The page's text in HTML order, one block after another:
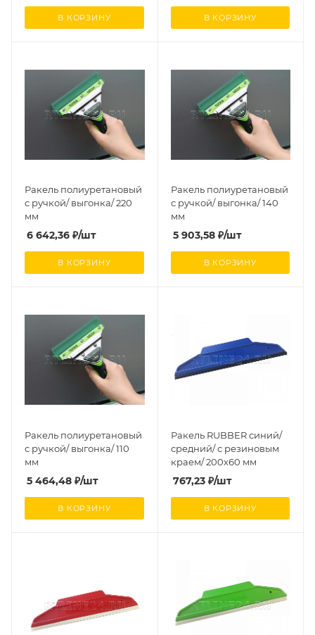
В КОРЗИНУ В КОРЗИНУ
Ракель полиуретановый
с ручкой/ выгонка/ 220
мм
6 642,36 ₽/шт
В КОРЗИНУ
Ракель полиуретановый
с ручкой/ выгонка/ 140
мм
5 903,58₽/шт
В КОРЗИНУ
Ракель полиуретановый
с ручкой/ выгонка/ 110
мм
5 464,48 ₽/шт
В КОРЗИНУ
Ракель RUBBER синий/
средний/ с резиновым
краем/ 200х60 мм
767,23₽/шт
В КОРЗИНУ